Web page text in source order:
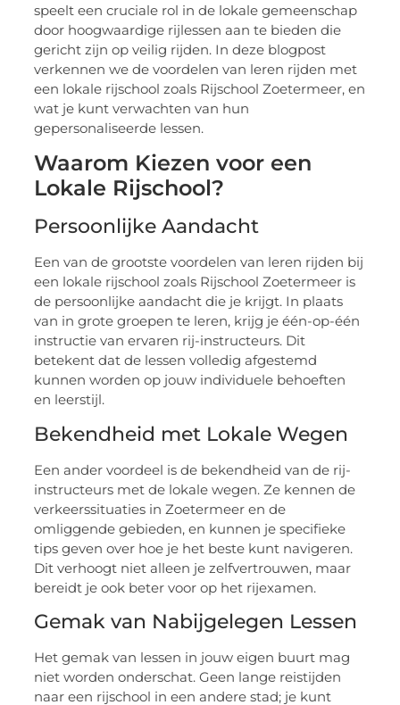
speelt een cruciale rol in de lokale gemeenschap
door hoogwaardige rijlessen aan te bieden die
gericht zijn op veilig rijden. In deze blogpost
verkennen we de voordelen van leren rijden met
een lokale rijschool zoals Rijschool Zoetermeer, en
wat je kunt verwachten van hun
gepersonaliseerde lessen.
Waarom Kiezen voor een
Lokale Rijschool?
Persoonlijke Aandacht
Een van de grootste voordelen van leren rijden bij
een lokale rijschool zoals Rijschool Zoetermeer is
de persoonlijke aandacht die je krijgt. In plaats
van in grote groepen te leren, krijg je één-op-één
instructie van ervaren rij-instructeurs. Dit
betekent dat de lessen volledig afgestemd
kunnen worden op jouw individuele behoeften
en leerstijl.
Bekendheid met Lokale Wegen
Een ander voordeel is de bekendheid van de rij-
instructeurs met de lokale wegen. Ze kennen de
verkeerssituaties in Zoetermeer en de
omliggende gebieden, en kunnen je specifieke
tips geven over hoe je het beste kunt navigeren.
Dit verhoogt niet alleen je zelfvertrouwen, maar
bereidt je ook beter voor op het rijexamen.
Gemak van Nabijgelegen Lessen
Het gemak van lessen in jouw eigen buurt mag
niet worden onderschat. Geen lange reistijden
naar een rijschool in een andere stad; je kunt